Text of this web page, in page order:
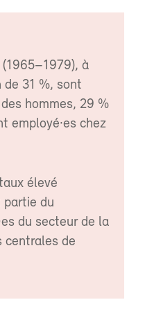
à
31 %, sont
hommes, 29 %
employé·es chez
élevé
partie du
du secteur de la
centrales de